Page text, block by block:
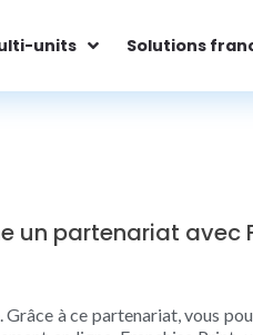
units Solutions
un partenariat avec
à ce partenariat, vous